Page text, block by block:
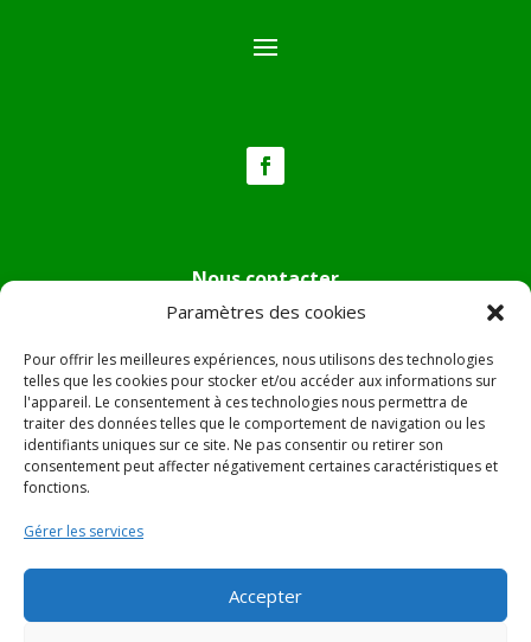
Paramètres des cookies
Pour offrir les meilleures expériences, nous utilisons des technologies
telles que les cookies pour stocker et/ou accéder aux informations sur
l'appareil. Le consentement à ces technologies nous permettra de
traiter des données telles que le comportement de navigation ou les
identifiants uniques sur ce site. Ne pas consentir ou retirer son
consentement peut affecter négativement certaines caractéristiques et
fonctions.
Gérer les services
Accepter
Nous contacter
Tél :04.95.36.24.02
Mail:
mairie.pietradiverde@wanadoo.fr
Adresse :Hôtel de ville de Pietra di Verde
Le village
20230 Pietra di Verde
© 2022 Mairie de Pietra Di Verde – Réalisation